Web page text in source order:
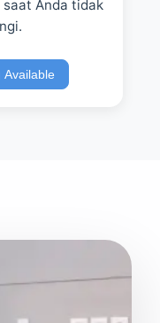
Anda tidak
Available